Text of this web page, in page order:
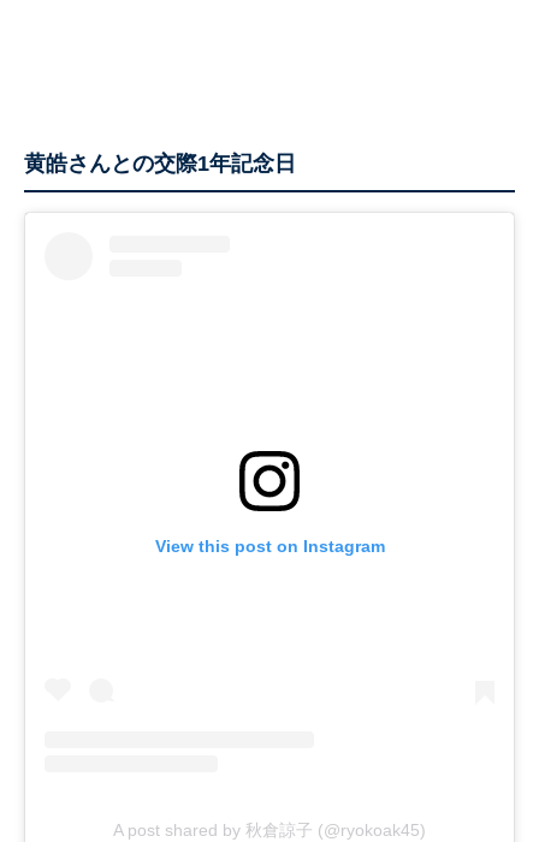
黄皓さんとの交際1年記念日
View this post on Instagram
A post shared by 秋倉諒子 (@ryokoak45)